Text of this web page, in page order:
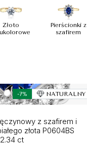
Złoto
Pierścionki z
szafirem
-7% NATURALNY
z szafirem i
złota P0604BS
2.34 ct